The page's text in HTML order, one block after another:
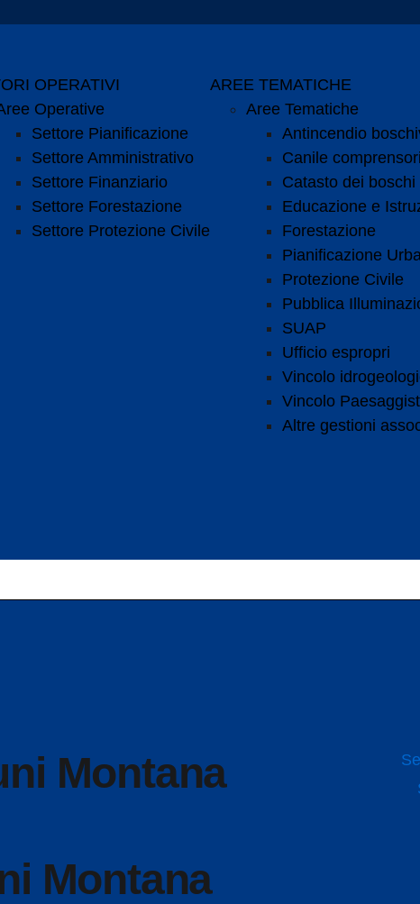
OPERATIVI
Operative
Settore Pianificazione
Settore Amministrativo
Settore Finanziario
Settore Forestazione
Settore Protezione Civile
AREE TEMATICHE
Aree Tematiche
Antincendio
Canile
Catasto dei
Educazione e
Forestazione
Pianificazione
Protezione Civile
Pubblica
SUAP
Ufficio espropri
Vincolo
Vincolo
Altre gestioni
Montana